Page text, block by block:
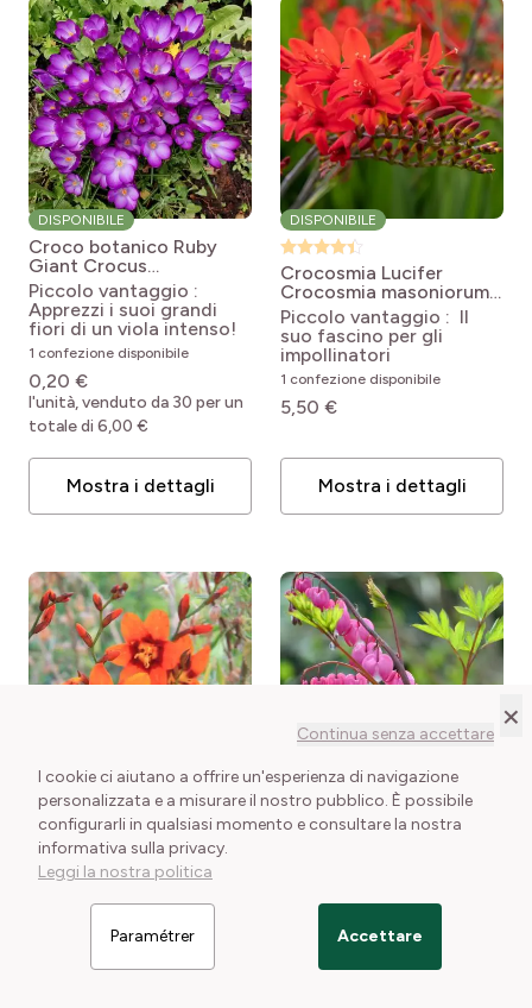
×
Continua senza accettare
I cookie ci aiutano a offrire un'esperienza di navigazione
personalizzata e a misurare il nostro pubblico. È possibile
configurarli in qualsiasi momento e consultare la nostra
informativa sulla privacy.
Leggi la nostra politica
Paramétrer Accettare
Filtrer les articles
DISPONIBILE
Croco botanico Ruby
Giant Crocus
tommasinianus Ruby
Giant
Piccolo vantaggio :
Apprezzi i suoi grandi
fiori di un viola intenso!
1 confezione disponibile
0,20 €
l'unità, venduto da 30 per un
totale di 6,00 €
Mostra i dettagli
DISPONIBILE
Crocosmia Lucifer
Crocosmia masoniorum x
paniculata Lucifer
Piccolo vantaggio : Il
suo fascino per gli
impollinatori
1 confezione disponibile
5,50 €
Mostra i dettagli
DISPONIBILE
Crocosmia X Emily
McKenzie Crocosmia
crocosmiflora Emily
McKenzie
DISPONIBILE
Cuor di Maria Rosa o